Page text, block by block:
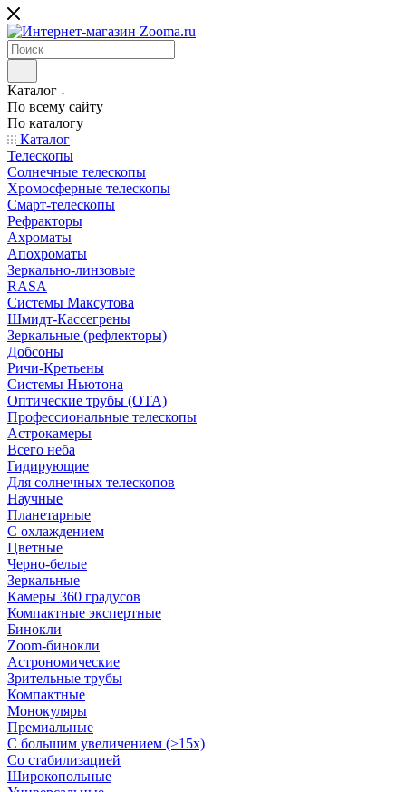
Каталог
По всему сайту
По каталогу
Каталог
Телескопы
Солнечные телескопы
Хромосферные телескопы
Смарт-телескопы
Рефракторы
Ахроматы
Апохроматы
Зеркально-линзовые
RASA
Системы Максутова
Шмидт-Кассегрены
Зеркальные (рефлекторы)
Добсоны
Ричи-Кретьены
Системы Ньютона
Оптические трубы (OTA)
Профессиональные телескопы
Астрокамеры
Всего неба
Гидирующие
Для солнечных телескопов
Научные
Планетарные
С охлаждением
Цветные
Черно-белые
Зеркальные
Камеры 360 градусов
Компактные экспертные
Бинокли
Zoom-бинокли
Астрономические
Зрительные трубы
Компактные
Монокуляры
Премиальные
С большим увеличением (>15x)
Со стабилизацией
Широкопольные